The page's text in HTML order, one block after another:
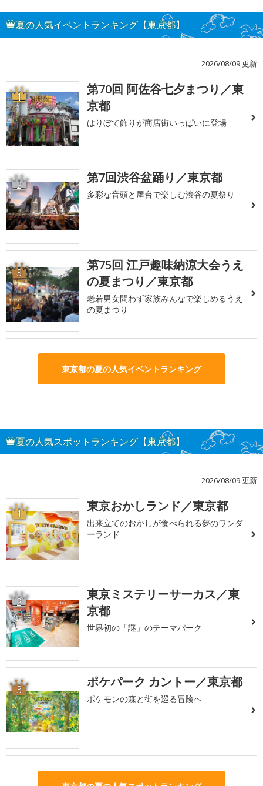
夏の人気イベントランキング【東京都】
2026/08/09 更新
1
第70回 阿佐谷七夕まつり／東
京都
はりぼて飾りが商店街いっぱいに登場
2 第7回渋谷盆踊り／東京都
多彩な音頭と屋台で楽しむ渋谷の夏祭り
3
第75回 江戸趣味納涼大会うえ
の夏まつり／東京都
老若男女問わず家族みんなで楽しめるうえ
の夏まつり
東京都の夏の人気イベントランキング
夏の人気スポットランキング【東京都】
2026/08/09 更新
1 東京おかしランド／東京都
出来立てのおかしが食べられる夢のワンダ
ーランド
2
東京ミステリーサーカス／東
京都
世界初の「謎」のテーマパーク
3 ポケパーク カントー／東京都
ポケモンの森と街を巡る冒険へ